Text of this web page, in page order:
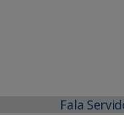
Fala